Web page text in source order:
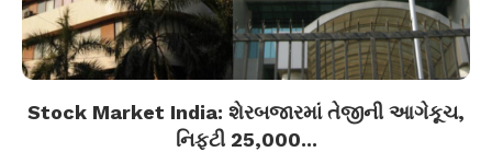
Stock Market India: શેરબજારમાં તેજીની આગેકૂચ,
નિફ્ટી 25,000...